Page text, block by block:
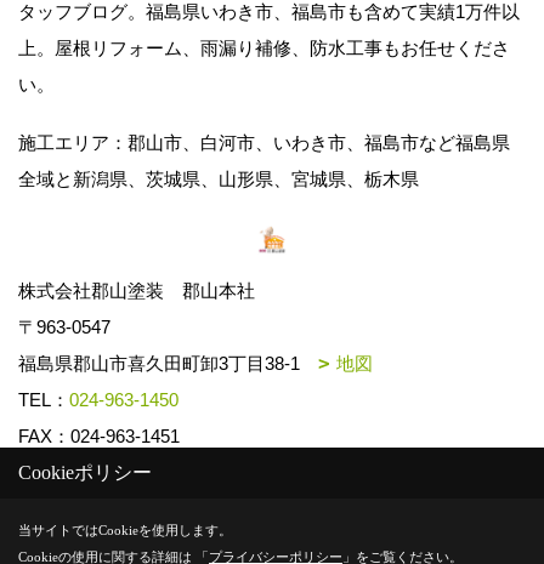
タッフブログ。福島県いわき市、福島市も含めて実績1万件以
上。屋根リフォーム、雨漏り補修、防水工事もお任せくださ
い。
施工エリア：郡山市、白河市、いわき市、福島市など福島県
全域と新潟県、茨城県、山形県、宮城県、栃木県
株式会社郡山塗装 郡山本社
〒963-0547
福島県郡山市喜久田町卸3丁目38-1
地図
TEL： 024-963-1450
FAX：024-963-1451
Copyright (c) k-toso. All Rights Reserved.
Produced byゴデスクリエイト
Cookieポリシー
当サイトではCookieを使用します。
Cookieの使用に関する詳細は 「プライバシーポリシー 」をご覧ください。